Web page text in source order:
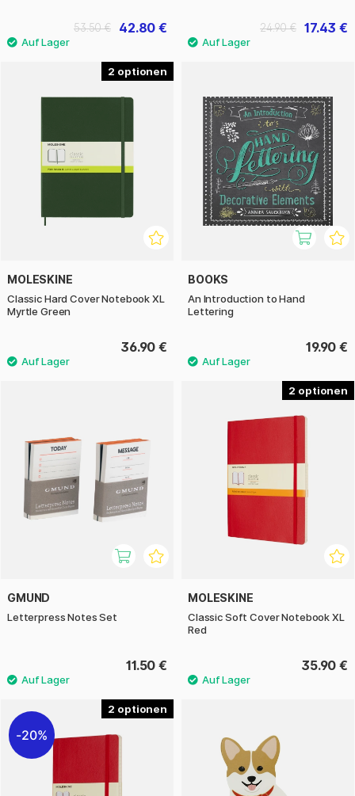
42.80 €
53.50 € 17.43 €
24.90 €
2
MOLESKINE
Classic Hard Cover Notebook XL
Myrtle Green
36.90 €
BOOKS
An Introduction to Hand
Lettering
19.90 €
GMUND
Letterpress Notes Set
11.50 €
2
MOLESKINE
Classic Soft Cover Notebook XL
Red
35.90 €
2
20%